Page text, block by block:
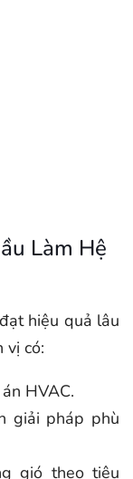
Làm Hệ
hiệu quả lâu
vị có:
HVAC.
giải pháp phù
gió theo tiêu